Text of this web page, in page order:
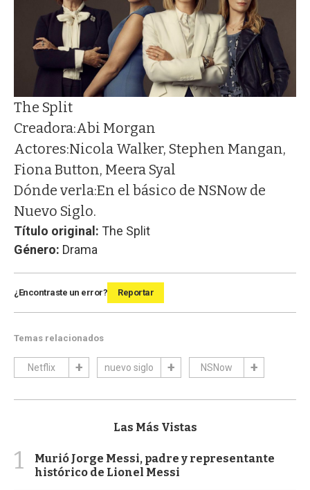
The Split
Creadora:Abi Morgan
Actores:Nicola Walker, Stephen Mangan,
Fiona Button, Meera Syal
Dónde verla:En el básico de NSNow de
Nuevo Siglo.
Título original: The Split
Género: Drama
¿Encontraste un error? Reportar
Temas relacionados
Netflix nuevo siglo NSNow
Las Más Vistas
1
Murió Jorge Messi, padre y representante
histórico de Lionel Messi